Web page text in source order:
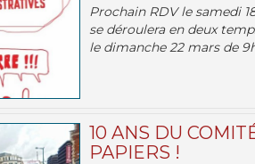
Prochain RDV le samedi
se déroulera en deux
le dimanche 22 mars de
10 ANS DU
PAPIERS !